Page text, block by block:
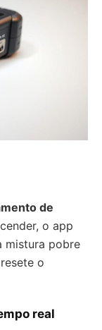
de
o app
mistura pobre
o
real